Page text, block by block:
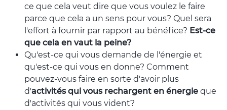
ce que cela veut dire que vous voulez le faire
parce que cela a un sens pour vous? Quel sera
l'effort à fournir par rapport au bénéfice? Est-ce
que cela en vaut la peine?
Qu'est-ce qui vous demande de l'énergie et
qu'est-ce qui vous en donne? Comment
pouvez-vous faire en sorte d'avoir plus
d'activités qui vous rechargent en énergie que
d'activités qui vous vident?